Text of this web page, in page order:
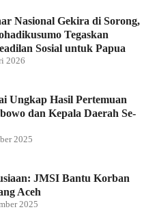
Nasional Gekira di Sorong,
Tegaskan
Sosial untuk Papua
2026
Ungkap Hasil Pertemuan
dan Kepala Daerah Se-
2025
JMSI Bantu Korban
Aceh
2025